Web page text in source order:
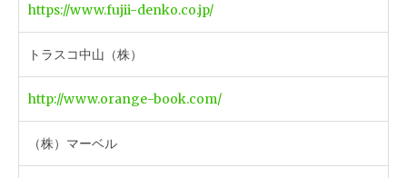
https://www.fujii-denko.co.jp/
トラスコ中山（株）
http://www.orange-book.com/
（株）マーベル